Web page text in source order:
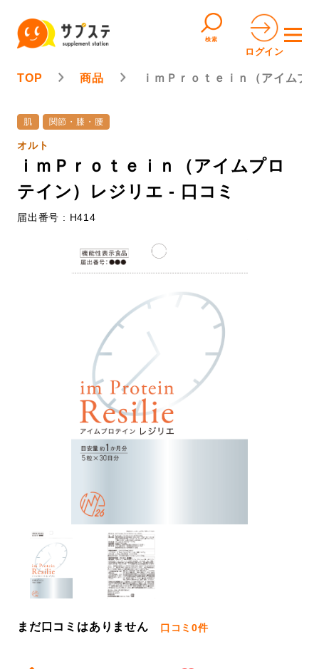
検索
ログイン
TOP 商品 ｉｍＰｒｏｔｅｉｎ（アイムプ
肌 関節・膝・腰
オルト
ｉｍＰｒｏｔｅｉｎ（アイムプロ
テイン）レジリエ - 口コミ
届出番号 : H414
まだ口コミはありません 口コミ0件